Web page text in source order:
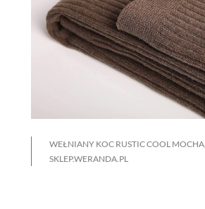
WEŁNIANY KOC RUSTIC COOL MOCHA,
SKLEP.WERANDA.PL